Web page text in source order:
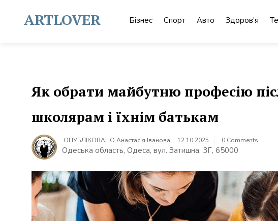
contentARTLOVER Бізнес Спорт Авто Здоров’я
Як обрати майбутню професію
школярам і їхнім батькам
ОПУБЛІКОВАНО Анастасія Іванова 12.10.2025 0 Comments
Одеська область, Одеса, вул. Затишна, 3Г, 65000